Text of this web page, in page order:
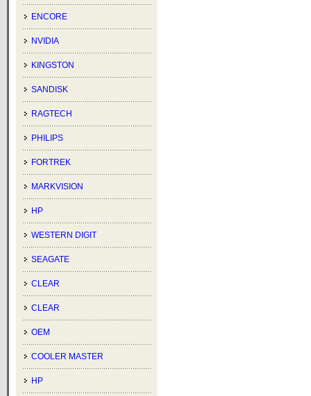
ENCORE
NVIDIA
KINGSTON
SANDISK
RAGTECH
PHILIPS
FORTREK
MARKVISION
HP
WESTERN DIGIT
SEAGATE
CLEAR
CLEAR
OEM
COOLER MASTER
HP